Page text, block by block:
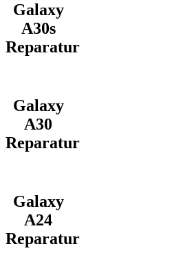
Galaxy
A30s
Reparatur
Galaxy
A30
Reparatur
Galaxy
A24
Reparatur